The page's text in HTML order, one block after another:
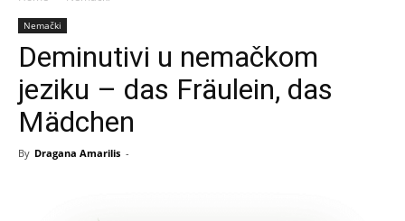
Nemački
Deminutivi u nemačkom
jeziku – das Fräulein, das
Mädchen
By Dragana Amarilis -